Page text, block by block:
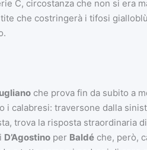
C, circostanza che non si era
che costringerà i tifosi
che prova fin da subito a
i calabresi: traversone dalla
trova la risposta straordinaria di
D’Agostinoper Baldéche, però,